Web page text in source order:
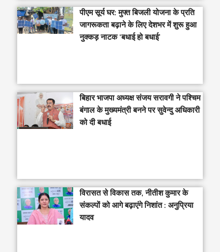
पीएम सूर्य घर: मुफ्त बिजली योजना के प्रति
जागरूकता बढ़ाने के लिए देशभर में शुरू हुआ
नुक्कड़ नाटक ‘बधाई हो बधाई’
‎बिहार भाजपा अध्यक्ष संजय सरावगी ने पश्चिम
बंगाल के मुख्यमंत्री बनने पर सुवेन्दु अधिकारी
को दी बधाई
विरासत से विकास तक, नीतीश कुमार के
संकल्पों को आगे बढ़ाएंगे निशांत : अनुप्रिया
यादव